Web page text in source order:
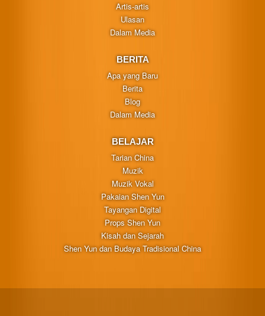
Artis-artis
Ulasan
Dalam Media
BERITA
Apa yang Baru
Berita
Blog
Dalam Media
BELAJAR
Tarian China
Muzik
Muzik Vokal
Pakaian Shen Yun
Tayangan Digital
Props Shen Yun
Kisah dan Sejarah
Shen Yun dan Budaya Tradisional China